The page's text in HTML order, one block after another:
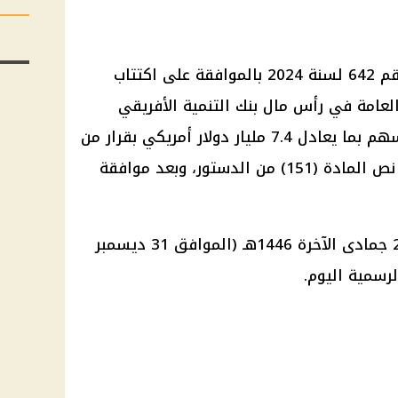
قرار رئيس جمهورية مصر العربية رقم 642 لسنة 2024 بالموافقة على اكتتاب
في رأس مال بنك التنمية الأفريقي
القابل للاستدعاء بعدد 554,770 سهم بما يعادل 7.4 مليار دولار أمريكي بقرار من
رئيس الجمهورية بعد الاطلاع على نص المادة (151) من الدستور، وبعد موافقة
صدر عن رئاسة الجمهورية بتاريخ 29 جمادى الآخرة 1446هـ (الموافق 31 ديسمبر